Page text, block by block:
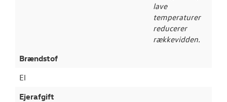
lave
temperaturer
reducerer
rækkevidden.
Brændstof
El
Ejerafgift